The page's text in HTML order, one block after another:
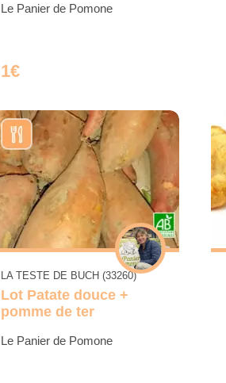
Le Panier de Pomone
1€
LA TESTE DE BUCH (33260)
Lot Patate douce +
pomme de ter
Le Panier de Pomone